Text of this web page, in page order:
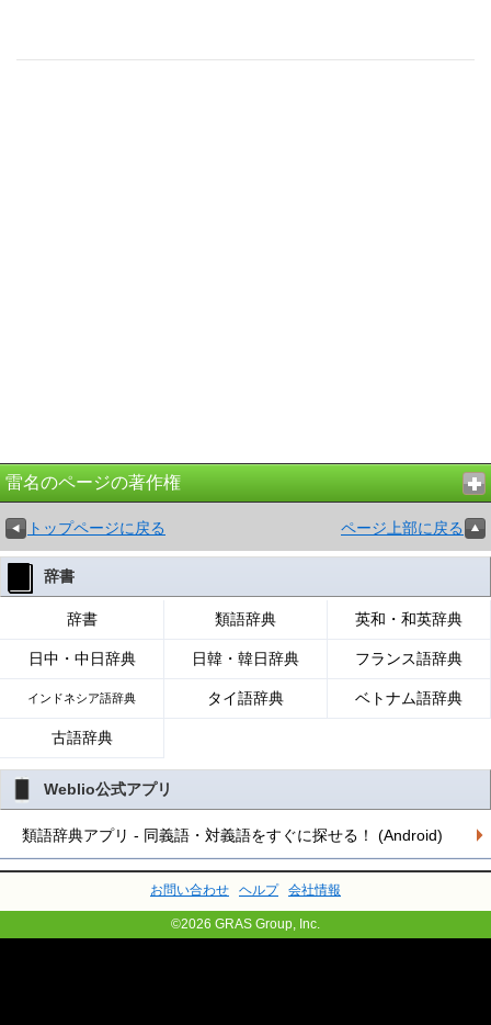
雷名のページの著作権
トップページに戻る ページ上部に戻る
辞書
辞書 類語辞典 英和・和英辞典
日中・中日辞典 日韓・韓日辞典 フランス語辞典
インドネシア語辞典 タイ語辞典 ベトナム語辞典
古語辞典
Weblio公式アプリ
類語辞典アプリ - 同義語・対義語をすぐに探せる！ (Android)
お問い合わせ ヘルプ 会社情報
©2026 GRAS Group, Inc.